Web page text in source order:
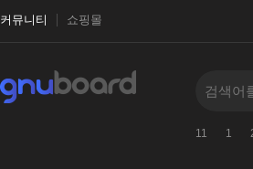
커뮤니티 쇼핑몰
11 1